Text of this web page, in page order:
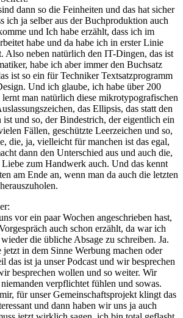
dann so die Feinheiten und das hat sicher
ich ja selber aus der Buchproduktion auch
und Ich habe erzählt, dass ich im
habe und da habe ich in erster Linie
Also neben natürlich den IT-Dingen, das ist
habe ich aber immer den Buchsatz
ist so ein für Techniker Textsatzprogramm
Und ich glaube, ich habe über 200
man natürlich diese mikrotypografischen
das Ellipsis, das statt den
ist und so, der Bindestrich, der eigentlich ein
Fällen, geschützte Leerzeichen und so,
die, ja, vielleicht für manchen ist das egal,
dann den Unterschied aus und auch die,
zum Handwerk auch. Und das kennt
am Ende an, wenn man da auch die letzten
vor ein paar Wochen angeschrieben hast,
auch schon erzählt, da war ich
die übliche Absage zu schreiben. Ja.
in dem Sinne Werbung machen oder
das ist ja unser Podcast und wir besprechen
besprechen wollen und so weiter. Wir
verpflichtet fühlen und sowas.
für unser Gemeinschaftsprojekt klingt das
und dann haben wir uns ja auch